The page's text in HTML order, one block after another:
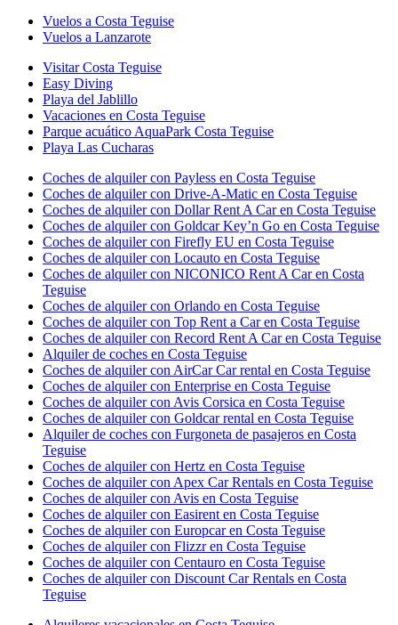
Vuelos a Costa Teguise
Vuelos a Lanzarote
Visitar Costa Teguise
Easy Diving
Playa del Jablillo
Vacaciones en Costa Teguise
Parque acuático AquaPark Costa Teguise
Playa Las Cucharas
Coches de alquiler con Payless en Costa Teguise
Coches de alquiler con Drive-A-Matic en Costa Teguise
Coches de alquiler con Dollar Rent A Car en Costa Teguise
Coches de alquiler con Goldcar Key’n Go en Costa Teguise
Coches de alquiler con Firefly EU en Costa Teguise
Coches de alquiler con Locauto en Costa Teguise
Coches de alquiler con NICONICO Rent A Car en Costa
Teguise
Coches de alquiler con Orlando en Costa Teguise
Coches de alquiler con Top Rent a Car en Costa Teguise
Coches de alquiler con Record Rent A Car en Costa Teguise
Alquiler de coches en Costa Teguise
Coches de alquiler con AirCar Car rental en Costa Teguise
Coches de alquiler con Enterprise en Costa Teguise
Coches de alquiler con Avis Corsica en Costa Teguise
Coches de alquiler con Goldcar rental en Costa Teguise
Alquiler de coches con Furgoneta de pasajeros en Costa
Teguise
Coches de alquiler con Hertz en Costa Teguise
Coches de alquiler con Apex Car Rentals en Costa Teguise
Coches de alquiler con Avis en Costa Teguise
Coches de alquiler con Easirent en Costa Teguise
Coches de alquiler con Europcar en Costa Teguise
Coches de alquiler con Flizzr en Costa Teguise
Coches de alquiler con Centauro en Costa Teguise
Coches de alquiler con Discount Car Rentals en Costa
Teguise